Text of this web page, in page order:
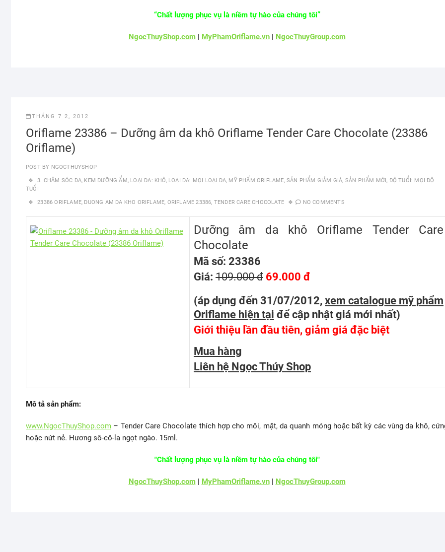
“Chất lượng phục vụ là niềm tự hào của chúng tôi”
NgocThuyShop.com| MyPhamOriflame.vn| NgocThuyGroup.com
THÁNG 7 2, 2012
Oriflame 23386 – Dưỡng âm da khô Oriflame Tender Care Chocolate (23386
Oriflame)
POST BY NGOCTHUYSHOP
3. CHĂM SÓC DA, KEM DƯỠNG ẨM, LOẠI DA: KHÔ, LOẠI DA: MỌI LOẠI DA, MỸ PHẨM ORIFLAME,SẢN PHẨM GIẢM GIÁ, SẢN PHẨM MỚI, ĐỘ TUỔI: MỌI ĐỘ
TUỔI
23386 ORIFLAME, DUONG AM DA KHO ORIFLAME, ORIFLAME 23386, TENDER CARE CHOCOLATE NO COMMENTS
Dưỡng âm da khô Oriflame Tender Care
Chocolate
Mã số: 23386
Giá: 109.000 đ 69.000 đ
(áp dụng đến 31/07/2012, xem catalogue mỹ phẩm
Oriflame hiện tại để cập nhật giá mới nhất)
Giới thiệu lần đầu tiên, giảm giá đặc biệt
Mua hàng
Liên hệ Ngọc Thúy Shop
Mô tả sản phẩm:
www.NgocThuyShop.com – Tender Care Chocolate thích hợp cho môi, mặt, da quanh móng hoặc bất kỳ các vùng da khô,
hoặc nứt nẻ. Hương sô-cô-la ngọt ngào. 15ml.
"Chất lượng phục vụ là niềm tự hào của chúng tôi"
NgocThuyShop.com| MyPhamOriflame.vn| NgocThuyGroup.com